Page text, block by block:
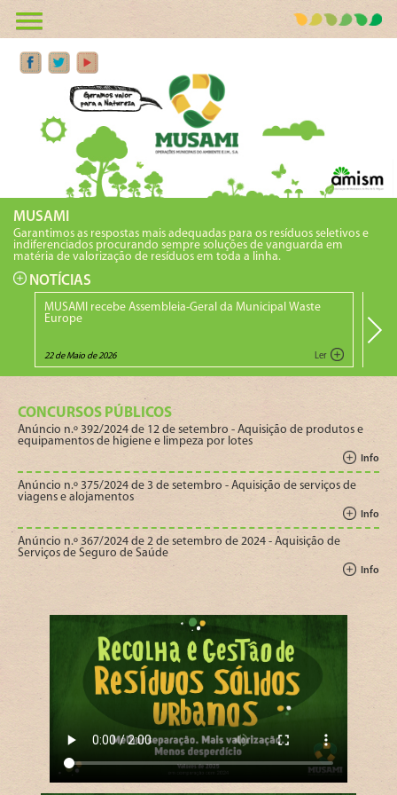
MUSAMI
Garantimos as respostas mais adequadas para os resíduos seletivos e
indiferenciados procurando sempre soluções de vanguarda em
matéria de valorização de resíduos em toda a linha.
NOTÍCIAS
MUSAMI recebe Assembleia-Geral da Municipal Waste
Europe
22 de Maio de 2026 Ler
CONCURSOS PÚBLICOS
Anúncio n.º 392/2024 de 12 de setembro - Aquisição de produtos e
equipamentos de higiene e limpeza por lotes
Info
Anúncio n.º 375/2024 de 3 de setembro - Aquisição de serviços de
viagens e alojamentos
Info
Anúncio n.º 367/2024 de 2 de setembro de 2024 - Aquisição de
Serviços de Seguro de Saúde
Info